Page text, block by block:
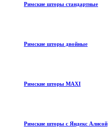
Римские шторы стандартные
Римские шторы двойные
Римские шторы MAXI
Римские шторы с Яндекс Алисой